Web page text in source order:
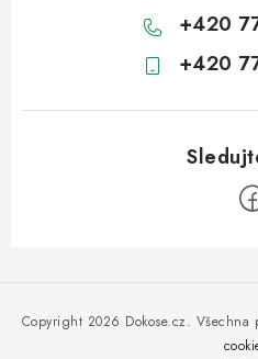
+420
+420
Copyright 2026 Dokose.cz. Všechna